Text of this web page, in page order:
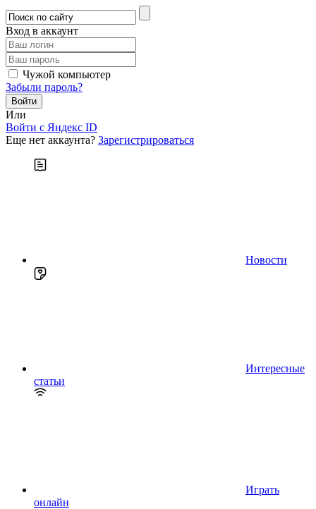
Вход в аккаунт
Чужой компьютер
Забыли пароль?
Или
Войти c Яндекс ID
Еще нет аккаунта? Зарегистрироваться
Новости
Интересные
статьи
Играть
онлайн